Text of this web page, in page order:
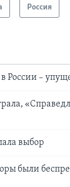
Россия
России –
выбор
были